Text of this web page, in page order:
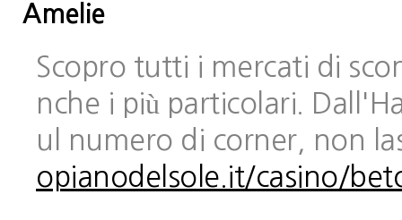
Amelie
Scopro tutti i mercati di
nche i più particolari.
ul numero di corner, non
opianodelsole.it/casino/